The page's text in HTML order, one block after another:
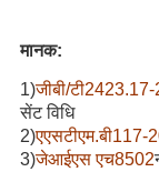
मानक:
1)जीबी/
सेंट विधि
2)एएसटीएम.बी117-
3)जेआईएस एच8502